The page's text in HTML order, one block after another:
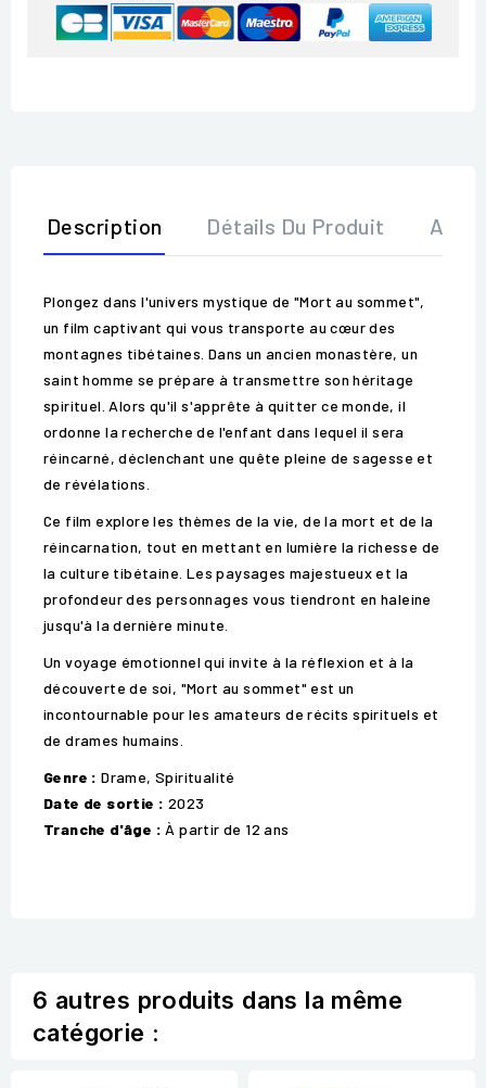
Description Détails Du Produit Avis
Plongez dans l'univers mystique de "Mort au sommet",
un film captivant qui vous transporte au cœur des
montagnes tibétaines. Dans un ancien monastère, un
saint homme se prépare à transmettre son héritage
spirituel. Alors qu'il s'apprête à quitter ce monde, il
ordonne la recherche de l'enfant dans lequel il sera
réincarné, déclenchant une quête pleine de sagesse et
de révélations.
Ce film explore les thèmes de la vie, de la mort et de la
réincarnation, tout en mettant en lumière la richesse de
la culture tibétaine. Les paysages majestueux et la
profondeur des personnages vous tiendront en haleine
jusqu'à la dernière minute.
Un voyage émotionnel qui invite à la réflexion et à la
découverte de soi, "Mort au sommet" est un
incontournable pour les amateurs de récits spirituels et
de drames humains.
Genre : Drame, Spiritualité
Date de sortie : 2023
Tranche d'âge : À partir de 12 ans
6 autres produits dans la même
catégorie :